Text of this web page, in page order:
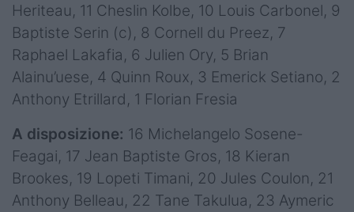
Heriteau, 11 Cheslin Kolbe, 10 Louis Carbonel, 9
Baptiste Serin (c), 8 Cornell du Preez, 7
Raphael Lakafia, 6 Julien Ory, 5 Brian
Alainu’uese, 4 Quinn Roux, 3 Emerick Setiano, 2
Anthony Etrillard, 1 Florian Fresia
A disposizione: 16 Michelangelo Sosene-
Feagai, 17 Jean Baptiste Gros, 18 Kieran
Brookes, 19 Lopeti Timani, 20 Jules Coulon, 21
Anthony Belleau, 22 Tane Takulua, 23 Aymeric